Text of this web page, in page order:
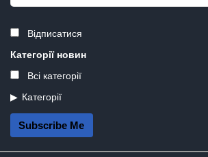
Відписатися
Категорії новин
Всі категорії
Категорії
Subscribe Me